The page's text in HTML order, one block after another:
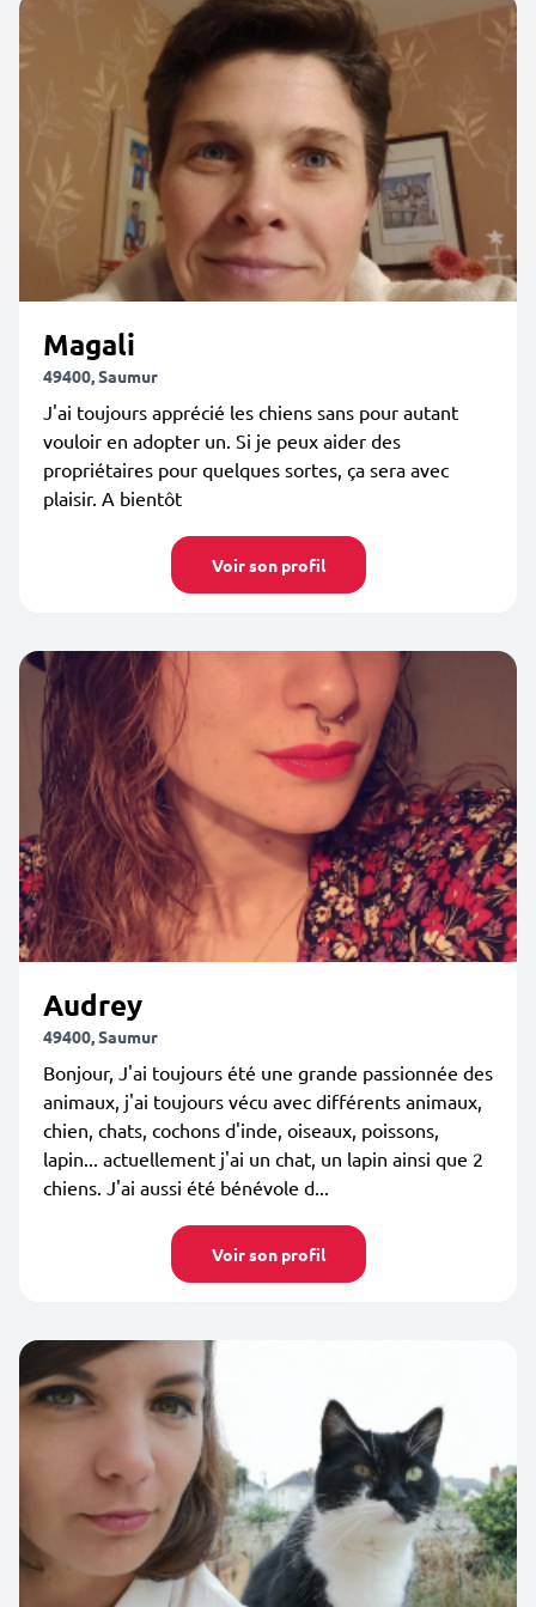
Magali
49400, Saumur
J'ai toujours apprécié les chiens sans pour autant
vouloir en adopter un. Si je peux aider des
propriétaires pour quelques sortes, ça sera avec
plaisir. A bientôt
Voir son profil
Audrey
49400, Saumur
Bonjour, J'ai toujours été une grande passionnée des
animaux, j'ai toujours vécu avec différents animaux,
chien, chats, cochons d'inde, oiseaux, poissons,
lapin... actuellement j'ai un chat, un lapin ainsi que 2
chiens. J'ai aussi été bénévole d...
Voir son profil